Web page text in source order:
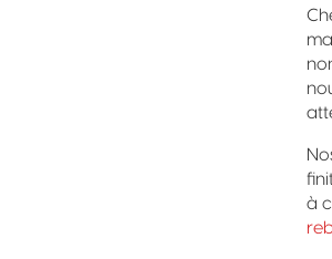
à